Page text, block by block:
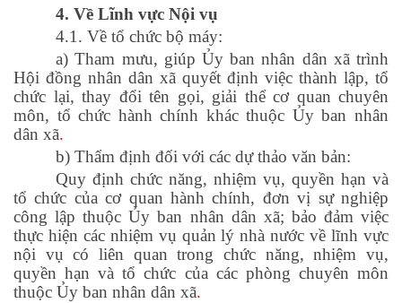
4. Về Lĩnh vực Nội vụ
4.1. Về tổ chức bộ máy:
a) Tham mưu, giúp Ủy ban nhân dân xã trình
Hội đồng nhân dân xã quyết định việc thành lập, tổ
chức lại, thay đổi tên gọi, giải thể cơ quan chuyên
môn, tổ chức hành chính khác thuộc Ủy ban nhân
dân xã.
b) Thẩm định đối với các dự thảo văn bản:
Quy định chức năng, nhiệm vụ, quyền hạn và
tổ chức của cơ quan hành chính, đơn vị sự nghiệp
công lập thuộc Ủy ban nhân dân xã; bảo đảm việc
thực hiện các nhiệm vụ quản lý nhà nước về lĩnh vực
nội vụ có liên quan trong chức năng, nhiệm vụ,
quyền hạn và tổ chức của các phòng chuyên môn
thuộc Ủy ban nhân dân xã.